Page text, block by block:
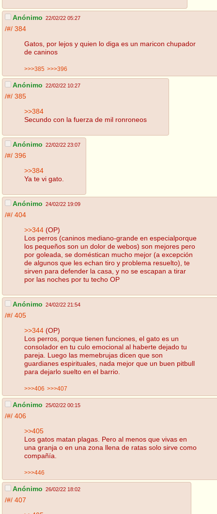
Anónimo 22/02/22 05:27
/#/ 384
Gatos, por lejos y quien lo diga es un maricon chupador
de caninos
>>>385 >>>396
Anónimo 22/02/22 10:27
/#/ 385
>>384
Secundo con la fuerza de mil ronroneos
Anónimo 22/02/22 23:07
/#/ 396
>>384
Ya te vi gato.
Anónimo 24/02/22 19:09
/#/ 404
>>344 (OP)
Los perros (caninos mediano-grande en especialporque
los pequeños son un dolor de webos) son mejores pero
por goleada, se doméstican mucho mejor (a excepción
de algunos que les echan tiro y problema resuelto), te
sirven para defender la casa, y no se escapan a tirar
por las noches por tu techo OP
Anónimo 24/02/22 21:54
/#/ 405
>>344 (OP)
Los perros, porque tienen funciones, el gato es un
consolador en tu culo emocional al haberte dejado tu
pareja. Luego las memebrujas dicen que son
guardianes espirituales, nada mejor que un buen pitbull
para dejarlo suelto en el barrio.
>>>406 >>>407
Anónimo 25/02/22 00:15
/#/ 406
>>405
Los gatos matan plagas. Pero al menos que vivas en
una granja o en una zona llena de ratas solo sirve como
compañía.
>>>446
Anónimo 26/02/22 18:02
/#/ 407